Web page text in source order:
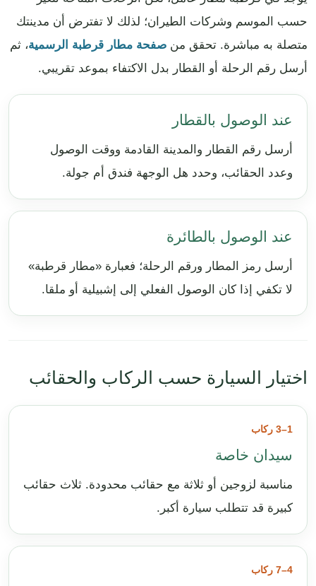
حسب الموسم وشركات الطيران؛ لذلك لا تفترض أن مدينتك
متصلة به مباشرة. تحقق من صفحة مطار قرطبة الرسمية، ثم
أرسل رقم الرحلة أو القطار بدل الاكتفاء بموعد تقريبي.
عند الوصول بالقطار
أرسل رقم القطار والمدينة القادمة ووقت الوصول
وعدد الحقائب، وحدد هل الوجهة فندق أم جولة.
عند الوصول بالطائرة
أرسل رمز المطار ورقم الرحلة؛ فعبارة «مطار قرطبة»
لا تكفي إذا كان الوصول الفعلي إلى إشبيلية أو ملقا.
اختيار السيارة حسب الركاب والحقائب
1–3 ركاب
سيدان خاصة
مناسبة لزوجين أو ثلاثة مع حقائب محدودة. ثلاث حقائب
كبيرة قد تتطلب سيارة أكبر.
4–7 ركاب